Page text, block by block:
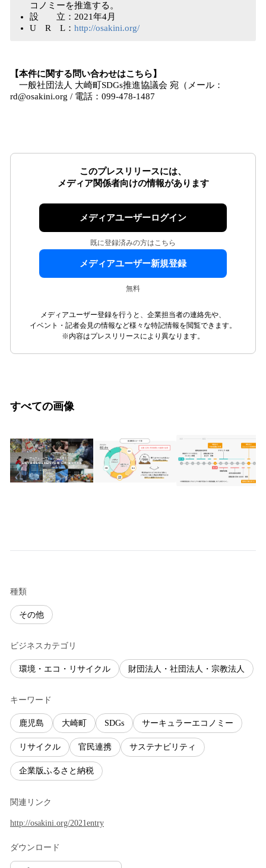
コノミーを推進する。
設 立：2021年4月
U R L： http://osakini.org/
【本件に関する問い合わせはこちら】
一般社団法人 大崎町SDGs推進協議会 宛（メール：
rd@osakini.org / 電話：099-478-1487
このプレスリリースには、
メディア関係者向けの情報があります
メディアユーザーログイン
既に登録済みの方はこちら
メディアユーザー新規登録
無料
メディアユーザー登録を行うと、企業担当者の連絡先や、
イベント・記者会見の情報など様々な特記情報を閲覧できます。
※内容はプレスリリースにより異なります。
すべての画像
種類
その他
ビジネスカテゴリ
環境・エコ・リサイクル 財団法人・社団法人・宗教法人
キーワード
鹿児島 大崎町 SDGs サーキュラーエコノミー
リサイクル 官民連携 サステナビリティ
企業版ふるさと納税
関連リンク
http://osakini.org/2021entry
ダウンロード